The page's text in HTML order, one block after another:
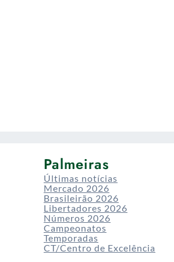
Palmeiras
Últimas notícias
Mercado 2026
Brasileirão 2026
Libertadores 2026
Números 2026
Campeonatos
Temporadas
CT/Centro de Excelência